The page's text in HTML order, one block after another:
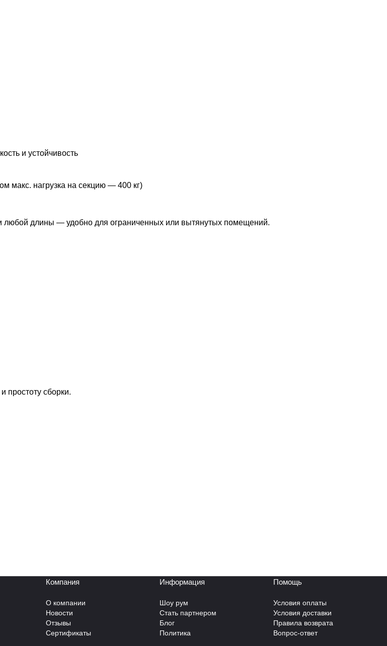
и устойчивость
макс. нагрузка на секцию — 400 кг)
длины — удобно для ограниченных или вытянутых помещений.
простоту сборки.
Компания
О компании
Новости
Отзывы
Сертификаты
Информация
Шоу рум
Стать партнером
Блог
Политика
Помощь
Условия оплаты
Условия доставки
Правила возврата
Вопрос-ответ